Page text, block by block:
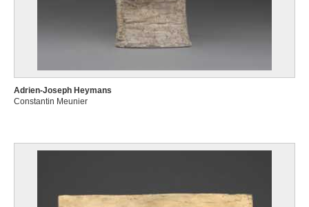
Adrien-Joseph Heymans
Constantin Meunier